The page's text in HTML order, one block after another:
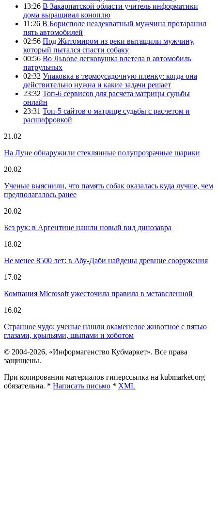
13:26 В Закарпатской области учитель информатики
дома выращивал коноплю
11:26 В Борисполе неадекватный мужчина протаранил
пять автомобилей
02:56 Под Житомиром из реки вытащили мужчину,
который пытался спасти собаку
00:56 Во Львове легковушка влетела в автомобиль
патрульных
02:32 Упаковка в термоусадочную пленку: когда она
действительно нужна и какие задачи решает
23:32 Топ-6 сервисов для расчета матрицы судьбы
онлайн
23:31 Топ-5 сайтов о матрице судьбы с расчетом и
расшифровкой
21.02
На Луне обнаружили стеклянные полупрозрачные шарики
20.02
Ученые выяснили, что память собак оказалась куда лучше, чем
предполагалось ранее
20.02
Без рук: в Аргентине нашли новый вид динозавра
18.02
Не менее 8500 лет: в Абу-Даби найдены древние сооружения
17.02
Компания Microsoft ужесточила правила в метавсленной
16.02
Странное чудо: ученые нашли окаменелое животное с пятью
глазами, крыльями, шыпами и хоботом
© 2004-2026, «Информагенство Кубмаркет». Все права
защищены.
При копировании материалов гиперссылка на kubmarket.org
обязательна. * Написать письмо * XML